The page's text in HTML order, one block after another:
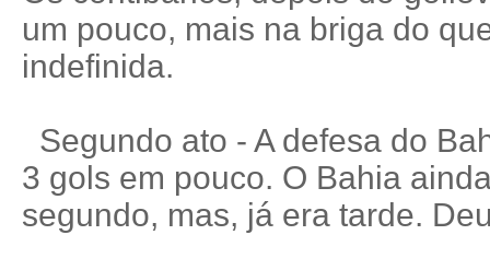
um pouco, mais na briga do
indefinida.
Segundo ato - A defesa do
3 gols em pouco. O Bahia
segundo, mas, já era tarde.